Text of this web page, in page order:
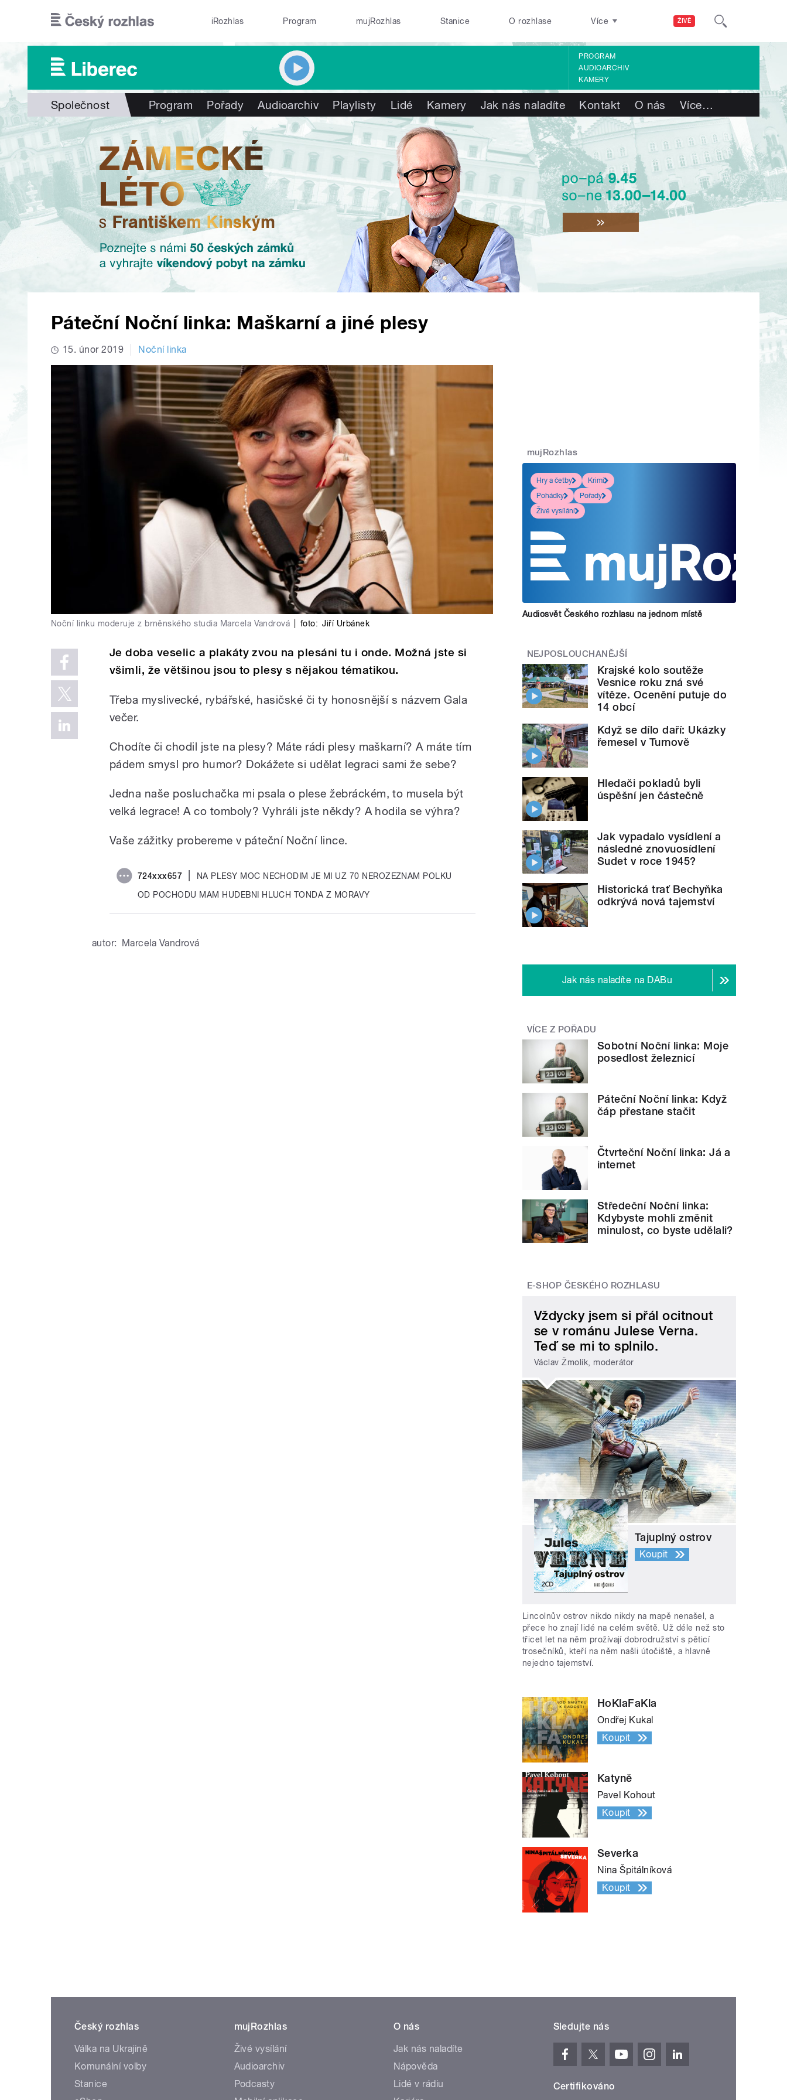
ŽIVĚ
iRozhlas Program mujRozhlas Stanice O rozhlase Více
PROGRAM
AUDIOARCHIV
KAMERY
Společnost Program Pořady Audioarchiv Playlisty Lidé Kamery Jak nás naladíte Kontakt O nás Více…
Páteční Noční linka: Maškarní a jiné plesy
15. únor 2019 Noční linka
Noční linku moderuje z brněnského studia Marcela Vandrová foto: Jiří Urbánek
Je doba veselic a plakáty zvou na plesáni tu i onde. Možná jste si
všimli, že většinou jsou to plesy s nějakou tématikou.
Třeba myslivecké, rybářské, hasičské či ty honosnější s názvem Gala
večer.
Chodíte či chodil jste na plesy? Máte rádi plesy maškarní? A máte tím
pádem smysl pro humor? Dokážete si udělat legraci sami že sebe?
Jedna naše posluchačka mi psala o plese žebráckém, to musela být
velká legrace!A co tomboly? Vyhráli jste někdy? A hodila se výhra?
Vaše zážitky probereme v páteční Noční lince.
724xxx657
NA PLESY MOC NECHODIM JE MI UZ 70 NEROZEZNAM POLKU
OD POCHODU MAM HUDEBNI HLUCH TONDA Z MORAVY
autor: Marcela Vandrová
mujRozhlas
Hry a četby
Krimi
Pohádky
Pořady
Živé vysílání
Audiosvět Českého rozhlasu na jednom místě
NEJPOSLOUCHANĚJŠÍ
Krajské kolo soutěže
Vesnice roku zná své
vítěze. Ocenění putuje do
14 obcí
Když se dílo daří: Ukázky
řemesel v Turnově
Hledači pokladů byli
úspěšní jen částečně
Jak vypadalo vysídlení a
následné znovuosídlení
Sudet v roce 1945?
Historická trať Bechyňka
odkrývá nová tajemství
Jak nás naladíte na DABu
VÍCE Z POŘADU
Sobotní Noční linka: Moje
posedlost železnicí
Páteční Noční linka: Když
čáp přestane stačit
Čtvrteční Noční linka: Já a
internet
Středeční Noční linka:
Kdybyste mohli změnit
minulost, co byste udělali?
E-SHOP ČESKÉHO ROZHLASU
Vždycky jsem si přál ocitnout
se v románu Julese Verna.
Teď se mi to splnilo.
Václav Žmolík, moderátor
Tajuplný ostrov
Koupit
Lincolnův ostrov nikdo nikdy na mapě nenašel, a
přece ho znají lidé na celém světě. Už déle než sto
třicet let na něm prožívají dobrodružství s pěticí
trosečníků, kteří na něm našli útočiště, a hlavně
nejedno tajemství.
HoKlaFaKla
Ondřej Kukal
Koupit
Katyně
Pavel Kohout
Koupit
Severka
Nina Špitálníková
Koupit
Český rozhlas
Válka na Ukrajině
Komunální volby
Stanice
mujRozhlas
Živé vysílání
Audioarchiv
Podcasty
O nás
Jak nás naladíte
Nápověda
Lidé v rádiu
Sledujte nás
Certifikováno